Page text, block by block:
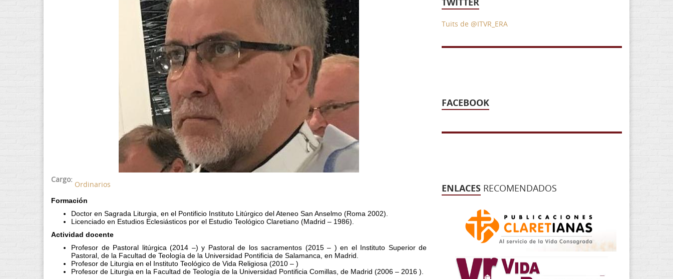
Cargo:
Ordinarios
Formación
Doctor en Sagrada Liturgia, en el Pontificio Instituto Litúrgico del Ateneo San Anselmo (Roma 2002).
Licenciado en Estudios Eclesiásticos por el Estudio Teológico Claretiano (Madrid – 1986).
Actividad docente
Profesor de Pastoral litúrgica (2014 –) y Pastoral de los sacramentos (2015 – ) en el Instituto Superior de
Pastoral, de la Facultad de Teología de la Universidad Pontificia de Salamanca, en Madrid.
Profesor de Liturgia en el Instituto Teológico de Vida Religiosa (2010 – )
Profesor de Liturgia en la Facultad de Teología de la Universidad Pontificia Comillas, de Madrid (2006 – 2016 ).
Tuits de @ITVR_ERA
FACEBOOK
ENLACES RECOMENDADOS